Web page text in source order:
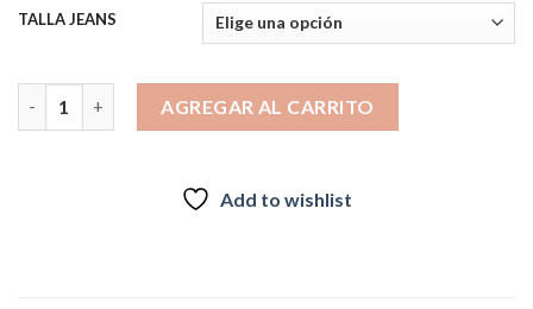
TALLA JEANS
AGREGAR AL CARRITO
Add to wishlist